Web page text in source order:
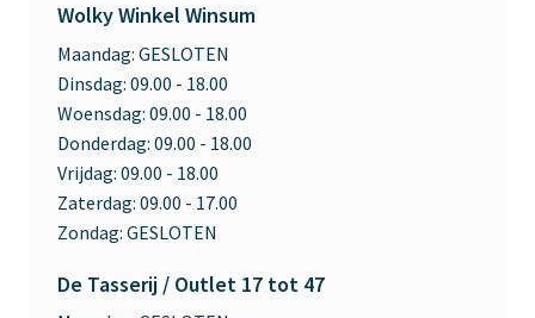
Wolky Winkel Winsum
Maandag: GESLOTEN
Dinsdag: 09.00 - 18.00
Woensdag: 09.00 - 18.00
Donderdag: 09.00 - 18.00
Vrijdag: 09.00 - 18.00
Zaterdag: 09.00 - 17.00
Zondag: GESLOTEN
De Tasserij / Outlet 17 tot 47